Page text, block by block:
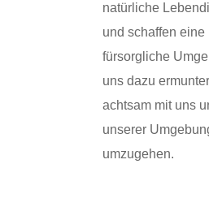
natürliche
und schaffen eine
fürsorgliche
uns dazu
achtsam mit uns
unserer
umzugehen.